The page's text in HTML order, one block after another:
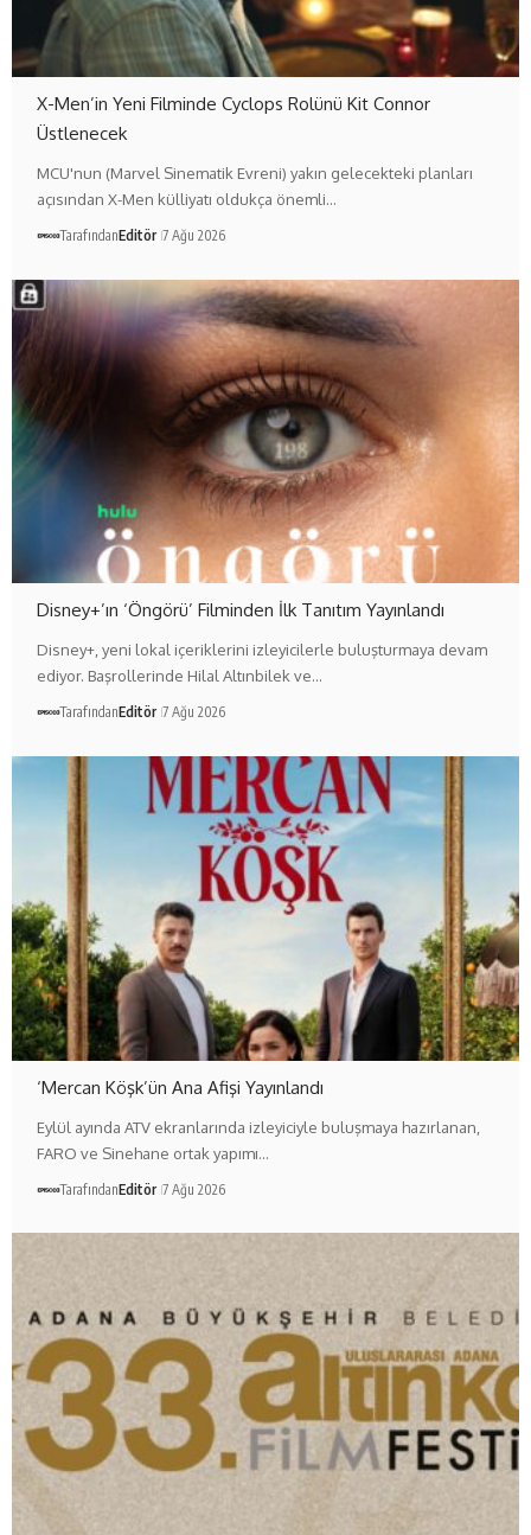
X-Men’in Yeni Filminde Cyclops Rolünü Kit Connor
Üstlenecek
MCU'nun (Marvel Sinematik Evreni) yakın gelecekteki planları
açısından X-Men külliyatı oldukça önemli…
TarafındanEditör 7 Ağu 2026
Disney+’ın ‘Öngörü’ Filminden İlk Tanıtım Yayınlandı
Disney+, yeni lokal içeriklerini izleyicilerle buluşturmaya devam
ediyor. Başrollerinde Hilal Altınbilek ve…
TarafındanEditör 7 Ağu 2026
‘Mercan Köşk’ün Ana Afişi Yayınlandı
Eylül ayında ATV ekranlarında izleyiciyle buluşmaya hazırlanan,
FARO ve Sinehane ortak yapımı…
TarafındanEditör 7 Ağu 2026